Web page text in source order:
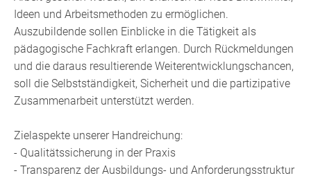
Ideen und Arbeitsmethoden zu ermöglichen.
Auszubildende sollen Einblicke in die Tätigkeit als
pädagogische Fachkraft erlangen. Durch Rückmeldungen
und die daraus resultierende Weiterentwicklungschancen,
soll die Selbstständigkeit, Sicherheit und die partizipative
Zusammenarbeit unterstützt werden.
Zielaspekte unserer Handreichung:
- Qualitätssicherung in der Praxis
- Transparenz der Ausbildungs- und Anforderungsstruktur